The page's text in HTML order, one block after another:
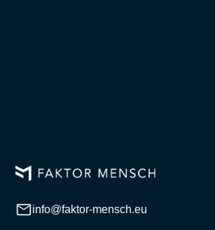
info@faktor-mensch.eu